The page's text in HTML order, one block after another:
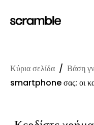
Κύρια σελίδα / Βάση
smartphone σας: οι